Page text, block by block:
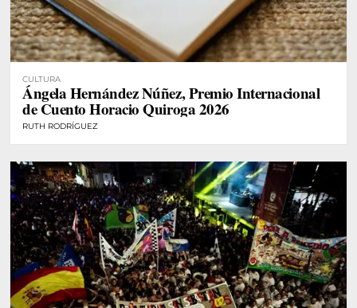
CULTURA
Ángela Hernández Núñez, Premio Internacional
de Cuento Horacio Quiroga 2026
RUTH RODRÍGUEZ